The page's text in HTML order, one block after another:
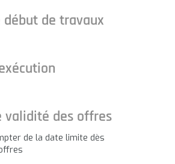
début de travaux
validité des offres
de la date limite dès